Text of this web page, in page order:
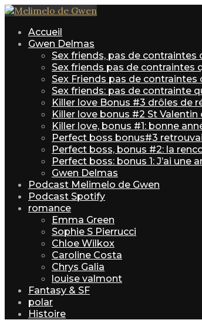
Accueil
Gwen Delmas
Sex friends, pas de
Sex friends pas de contraintes
Sex Friends pas de contraintes
Sex friends: pas de contrainte
Killer love Bonus #3 drôles de
Killer love bonus #2 St Valentin
Killer love, bonus #1: bonne
Perfect boss bonus#3
Perfect boss, bonus #2: la
Perfect boss: bonus 1: J’ai une
Gwen Delmas
Podcast Melimelo de Gwen
Podcast Spotify
romance
Emma Green
Sophie S Pierrucci
Chloe Wilkox
Caroline Costa
Chrys Galia
louise valmont
Fantasy & SF
polar
Histoire